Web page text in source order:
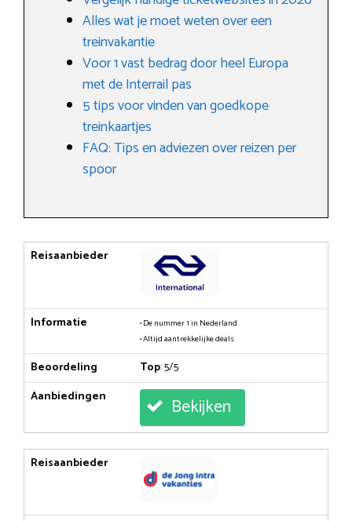
Alles wat je moet weten over een
treinvakantie
Voor 1 vast bedrag door heel Europa
met de Interrail pas
5 tips voor vinden van goedkope
treinkaartjes
FAQ: Tips en adviezen over reizen per
spoor
Reisaanbieder
Informatie
• De nummer 1 in Nederland
• Altijd aantrekkelijke deals
Beoordeling Top: 5/5
Aanbiedingen
Bekijken
Reisaanbieder